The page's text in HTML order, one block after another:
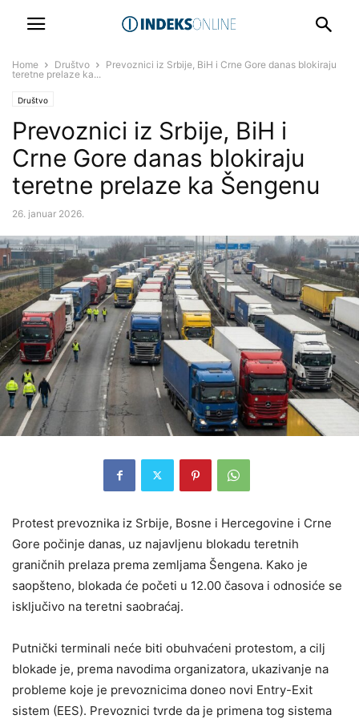
Home Društvo
Prevoznici iz Srbije, BiH i Crne Gore danas blokiraju
teretne prelaze ka...
Društvo
Prevoznici iz Srbije, BiH i
Crne Gore danas blokiraju
teretne prelaze ka Šengenu
26. januar 2026.
Protest prevoznika iz Srbije, Bosne i Hercegovine i Crne
Gore počinje danas, uz najavljenu blokadu teretnih
graničnih prelaza prema zemljama Šengena. Kako je
saopšteno, blokada će početi u 12.00 časova i odnosiće se
isključivo na teretni saobraćaj.
Putnički terminali neće biti obuhvaćeni protestom, a cilj
blokade je, prema navodima organizatora, ukazivanje na
probleme koje je prevoznicima doneo novi Entry-Exit
sistem (EES). Prevoznici tvrde da je primena tog sistema